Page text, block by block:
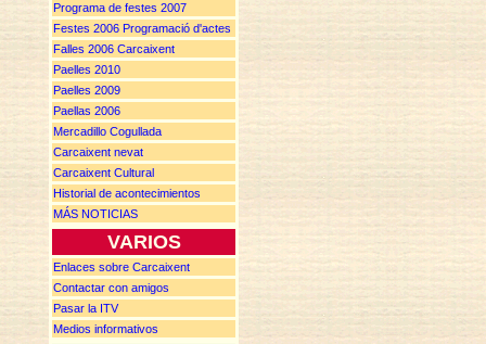
Programa de festes 2007
Festes 2006 Programació d'actes
Falles 2006 Carcaixent
Paelles 2010
Paelles 2009
Paellas 2006
Mercadillo Cogullada
Carcaixent nevat
Carcaixent Cultural
Historial de acontecimientos
MÁS NOTICIAS
VARIOS
Enlaces sobre Carcaixent
Contactar con amigos
Pasar la ITV
Medios informativos